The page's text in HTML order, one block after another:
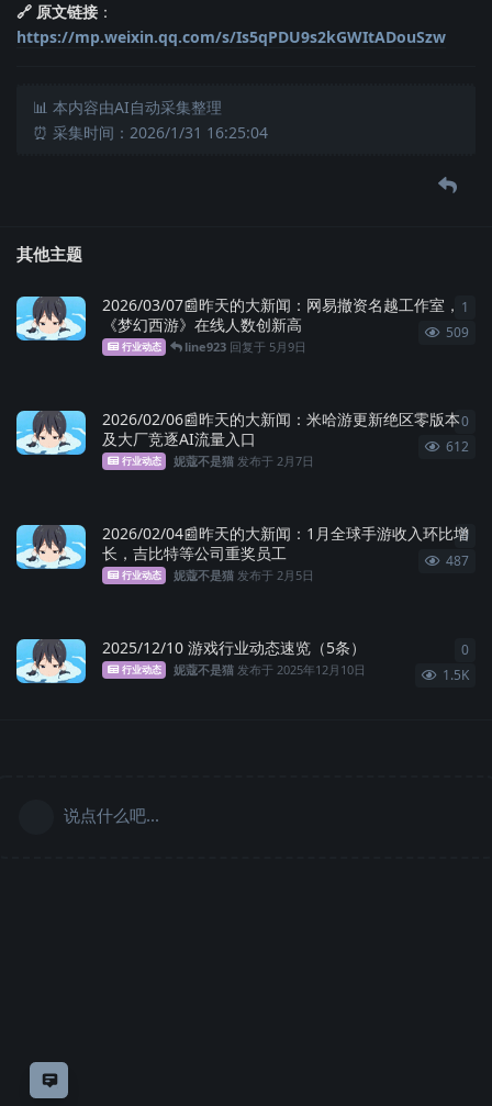
意见反馈
🔗 原文链接 ：
https://mp.weixin.qq.com/s/Is5qPDU9s2kGWItADouSzw
📊 本内容由AI自动采集整理
⏰ 采集时间：2026/1/31 16:25:04
其他主题
2026/03/07📰昨天的大新闻：网易撤资名越工作室，
《梦幻西游》在线人数创新高
行业动态 line923 回复于 5月9日
509
1
2026/02/06📰昨天的大新闻：米哈游更新绝区零版本
及大厂竞逐AI流量入口
行业动态 妮蔻不是猫 发布于 2月7日
612
0
2026/02/04📰昨天的大新闻：1月全球手游收入环比增
长，吉比特等公司重奖员工
行业动态 妮蔻不是猫 发布于 2月5日
487
0
2025/12/10 游戏行业动态速览（5条）
行业动态 妮蔻不是猫 发布于 2025年12月10日 1.5K
0
说点什么吧...